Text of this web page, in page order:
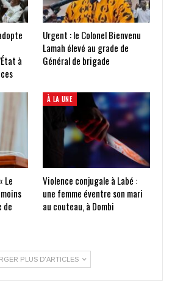
à
Urgent : le Colonel Bienvenu
Lamah élevé au grade de
Général de brigade
Le
de
À LA UNE
Violence conjugale à Labé :
une femme éventre son mari
au couteau, à Dombi
PLUS D'ARTICLES